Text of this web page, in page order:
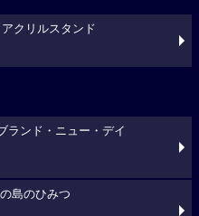
アクリルスタンド
ランド・ニュー・デイ
島のひみつ